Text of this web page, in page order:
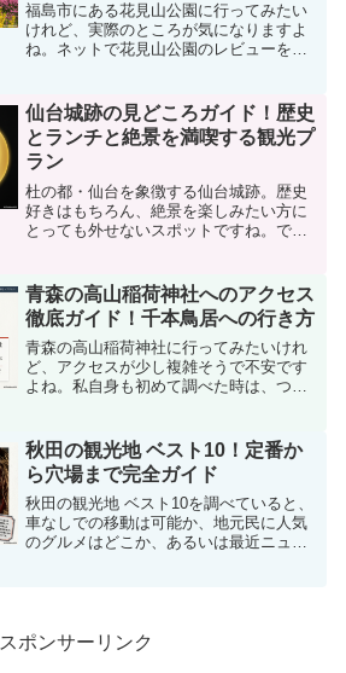
福島市にある花見山公園に行ってみたい
けれど、実際のところが気になりますよ
ね。ネットで花見山公園のレビューを調
のか、あるいは犬と一緒に楽しめるのか
といった不安の声も見かけま...
仙台城跡の見どころガイド！歴史
とランチと絶景を満喫する観光プ
ラン
杜の都・仙台を象徴する仙台城跡。歴史
好きはもちろん、絶景を楽しみたい方に
とっても外せないスポットですね。で
チはどこで食べられるのか、アクセスは
どうすればいいのかなど、気...
青森の高山稲荷神社へのアクセス
徹底ガイド！千本鳥居への行き方
青森の高山稲荷神社に行ってみたいけれ
ど、アクセスが少し複雑そうで不安です
よね。私自身も初めて調べた時は、つが
のか、現地でのタクシー手配はスムーズ
にいくのかなど、気になる...
秋田の観光地 ベスト10！定番か
ら穴場まで完全ガイド
秋田の観光地 ベスト10を調べていると、
車なしでの移動は可能か、地元民に人気
のグルメはどこか、あるいは最近ニュー
スポンサーリンク